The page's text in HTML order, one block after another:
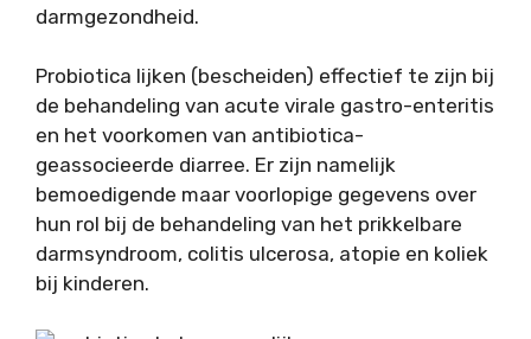
darmgezondheid.
Probiotica lijken (bescheiden) effectief te zijn bij
de behandeling van acute virale gastro-enteritis
en het voorkomen van antibiotica-
geassocieerde diarree. Er zijn namelijk
bemoedigende maar voorlopige gegevens over
hun rol bij de behandeling van het prikkelbare
darmsyndroom, colitis ulcerosa, atopie en koliek
bij kinderen.